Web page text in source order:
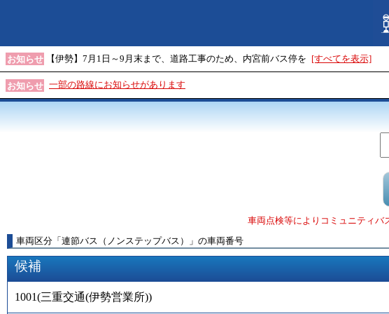
お知らせ 【伊勢】7月1日～9月末まで、道路工事のため、内宮前バス停を [すべてを表示]
お知らせ 一部の路線にお知らせがあります
車両点検等によりコミュニティバ
車両区分 「 連節バス（ノンステップバス） 」 の車両番号
候補
1001(三重交通(伊勢営業所))